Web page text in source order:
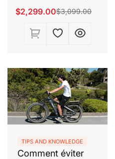
Prix
$2,299.00
Prix
habituel
$3,099.00
TIPS AND KNOWLEDGE
Comment éviter